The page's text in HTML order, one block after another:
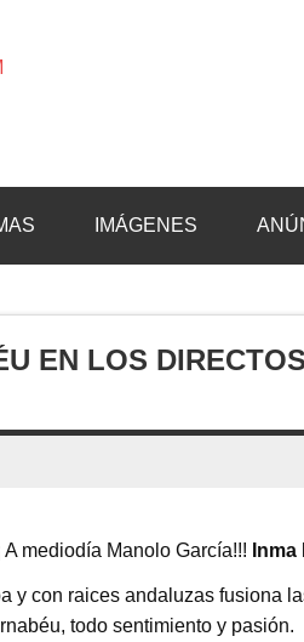
IMÁGENES
EN LOS
A mediodía Manolo García!!!
y con raices andaluzas fusiona
todo sentimiento y pasión.